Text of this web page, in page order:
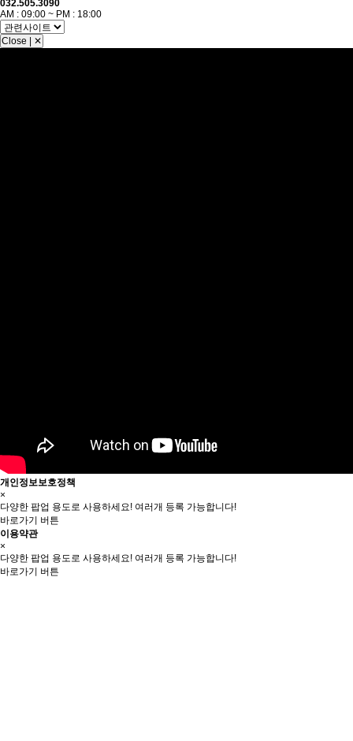
032.505.3090
AM : 09:00 ~ PM : 18:00
Close | ✕
개인정보보호정책
×
다양한 팝업 용도로 사용하세요! 여러개 등록 가능합니다!
바로가기 버튼
이용약관
×
다양한 팝업 용도로 사용하세요! 여러개 등록 가능합니다!
바로가기 버튼